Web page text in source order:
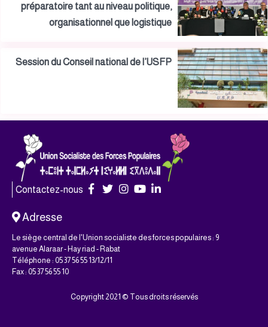
préparatoire tant au niveau politique,
organisationnel que logistique
Session du Conseil national de l’USFP
Contactez-nous
Adresse
Le siège central de l'Union socialiste des forces populaires : 9
avenue Alaraar - Hay riad - Rabat
Téléphone : 05 37 56 55 13/12/11
Fax : 05 37 56 55 10
Copyright 2021 © Tous droits réservés